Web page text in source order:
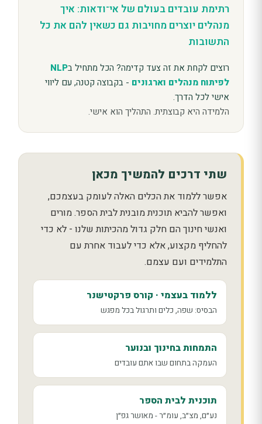
רתימת עובדים בעולם של אי־ודאות: איך
מנהלים יוצרים מחויבות גם כשאין להם את כל
התשובות
רוצים לקחת את זה צעד קדימה? הכל מתחיל בNLP
לפיתוח מנהלים וארגונים - בקבוצה קטנה, עם ליווי
אישי לכל הדרך.
הלמידה היא קבוצתית. התהליך הוא אישי.
שתי דרכים להמשיך מכאן
אפשר ללמוד את הכלים האלה לעומק בעצמכם,
ואפשר להביא תוכנית מובנית לבית הספר. מורים
ואנשי חינוך הם חלק גדול מהכיתות שלנו - לא כדי
להחליף מקצוע, אלא כדי לעבוד אחרת עם
התלמידים ועם עצמם.
ללמוד בעצמי · קורס פרקטישנר
הבסיס: שפה, כלים ותרגול בכל מפגש
התמחות בחינוך ובנוער
העמקה בתחום שבו אתם עובדים
תוכנית לבית הספר
נע״ם, מצ״ב, עומ״ר - מאושר גפ״ן